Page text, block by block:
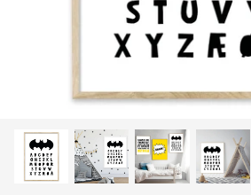
Konstruktions køretøj temafest